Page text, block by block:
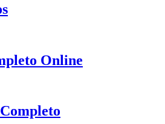
Online